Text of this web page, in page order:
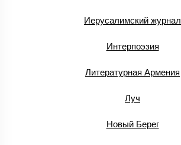
Иерусалимский журнал
Интерпоэзия
Литературная Армения
Луч
Новый Берег